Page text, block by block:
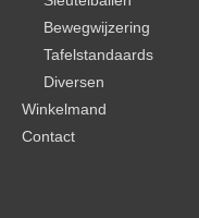
Bewegwijzering
Tafelstandaards
Diversen
Winkelmand
Contact